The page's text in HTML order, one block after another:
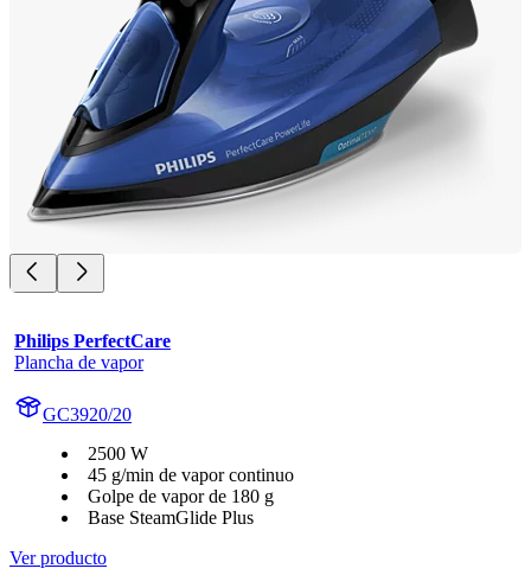
Philips PerfectCare
Plancha de vapor
GC3920/20
2500 W
45 g/min de vapor continuo
Golpe de vapor de 180 g
Base SteamGlide Plus
Ver producto